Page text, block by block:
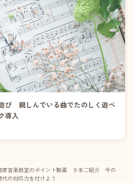
び 親しんでいる曲でたのしく遊べ
導入
席音楽教室のポイント動画 ９本ご紹介 今の
代の対応力を付けよう